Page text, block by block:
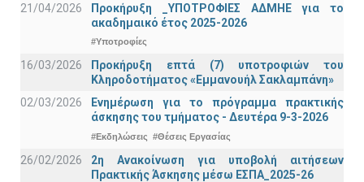
21/04/2026
Προκήρυξη _ΥΠΟΤΡΟΦΙΕΣ ΑΔΜΗΕ για το
ακαδημαικό έτος 2025-2026
#Υποτροφίες
16/03/2026
Προκήρυξη επτά (7) υποτροφιών του
Κληροδοτήματος «Εμμανουήλ Σακλαμπάνη»
02/03/2026
Ενημέρωση για το πρόγραμμα πρακτικής
άσκησης του τμήματος - Δευτέρα 9-3-2026
#Εκδηλώσεις #Θέσεις Εργασίας
26/02/2026
2η Ανακοίνωση για υποβολή αιτήσεων
Πρακτικής Άσκησης μέσω ΕΣΠΑ_2025-26